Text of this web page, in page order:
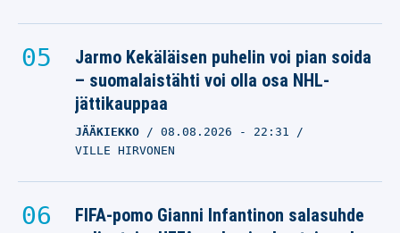
Jarmo Kekäläisen puhelin voi pian soida
– suomalaistähti voi olla osa NHL-
jättikauppaa
JÄÄKIEKKO 08.08.2026 - 22:31
VILLE HIRVONEN
FIFA-pomo Gianni Infantinon salasuhde